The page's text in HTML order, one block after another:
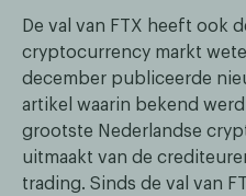
De val van FTX heeft ook
cryptocurrency markt
december publiceerde
artikel waarin bekend
grootste Nederlandse
uitmaakt van de
trading. Sinds de val van